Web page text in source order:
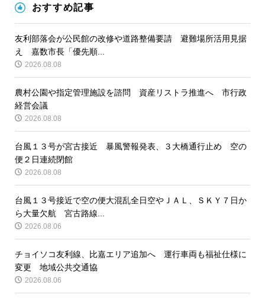
おすすめ記事
友利部落会が公民館の改修や道路整備要請 避難場所活用見据
え 嘉数市長「優先順...
2026.08.08
農村公園や指定管理施設を諮問 資産リストラ推進へ 市行政
経営会議
2026.08.08
台風１３号が宮古接近 暴風警報発表、３大橋通行止め 空の
便２日連続閉館
2026.08.08
台風１３号接近で空の便大混乱全日空やＪＡＬ、ＳＫＹ７日か
ら大量欠航 宮古路線...
2026.08.06
チョイソコ友利線、比嘉エリア追加へ 運行車両も福祉仕様に
変更 地域公共交通協
2026.08.06